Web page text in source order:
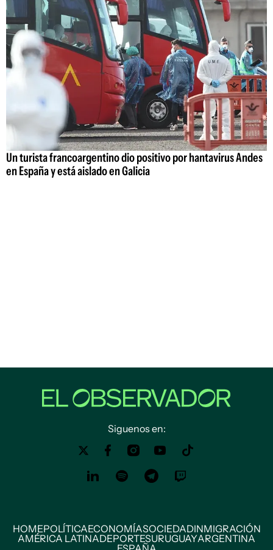
Un turista francoargentino dio positivo por hantavirus Andes
en España y está aislado en Galicia
Siguenos en:
HOMEPOLÍTICAECONOMÍASOCIEDADINMIGRACIÓN
AMÉRICA LATINADEPORTESURUGUAYARGENTINA